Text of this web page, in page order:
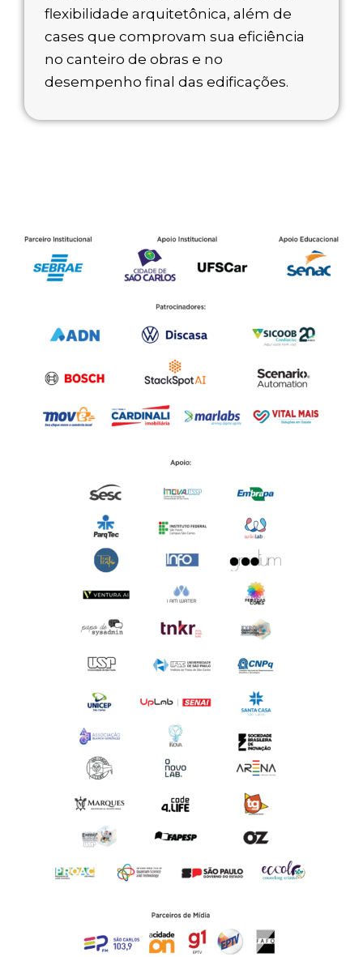
flexibilidade arquitetônica, além de
cases que comprovam sua eficiência
no canteiro de obras e no
desempenho final das edificações.